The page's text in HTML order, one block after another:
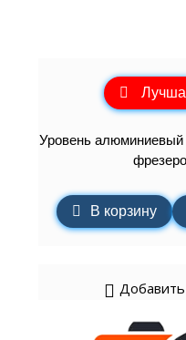
Уровень алюминиевый
В корзину